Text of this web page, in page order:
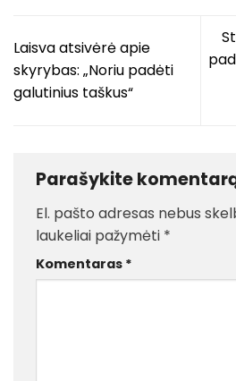
Laisva atsivėrė apie
skyrybas: „Noriu padėti
galutinius taškus“
Parašykite
El. pašto adresas nebus
laukeliai pažymėti *
Komentaras *